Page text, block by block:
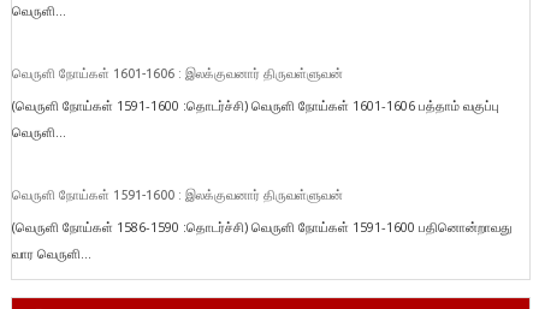
வெருளி...
வெருளி நோய்கள் 1601-1606 : இலக்குவனார் திருவள்ளுவன்
(வெருளி நோய்கள் 1591-1600 :தொடர்ச்சி) வெருளி நோய்கள் 1601-1606 பத்தாம் வகுப்பு
வெருளி...
வெருளி நோய்கள் 1591-1600 : இலக்குவனார் திருவள்ளுவன்
(வெருளி நோய்கள் 1586-1590 :தொடர்ச்சி) வெருளி நோய்கள் 1591-1600 பதினொன்றாவது
வார வெருளி...